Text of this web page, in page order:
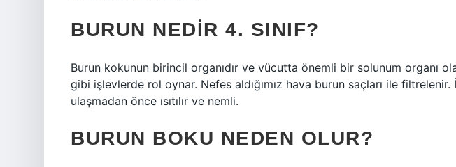
BURUN NEDIR 4. SINIF?
Burun kokunun birincil organıdır ve vücutta önemli bir solunum organı
gibi işlevlerde rol oynar. Nefes aldığımız hava burun saçları ile
ulaşmadan önce ısıtılır ve nemli.
BURUN BOKU NEDEN OLUR?